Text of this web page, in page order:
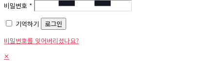
비밀번호 *
기억하기
로그인
비밀번호를 잊어버리셨나요?
✕